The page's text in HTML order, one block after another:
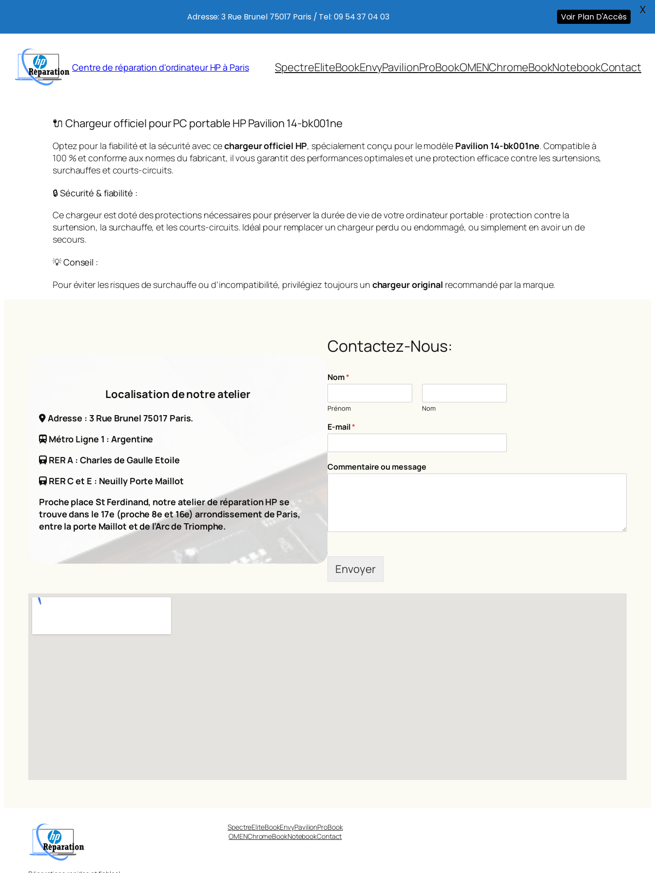
contenu
Centre de réparation d'ordinateur HP à Paris SpectreEliteBookEnvyPavilionProBookOMENChromeBookNotebookContact
🔌 Chargeur officiel pour PC portable HP Pavilion 14-bk001ne
Optez pour la fiabilité et la sécurité avec cechargeur officiel HP, spécialement conçu pour le modèle Pavilion 14-bk001ne. Compatible à
100 % et conforme aux normes du fabricant, il vous garantit des performances optimales et une protection efficace contre les surtensions,
surchauffes et courts-circuits.
🔒 Sécurité & fiabilité :
Ce chargeur est doté des protections nécessaires pour préserver la durée de vie de votre ordinateur portable : protection contre la
surtension, la surchauffe, et les courts-circuits. Idéal pour remplacer un chargeur perdu ou endommagé, ou simplement en avoir un de
secours.
💡 Conseil :
Pour éviter les risques de surchauffe ou d’incompatibilité, privilégiez toujours un chargeur original recommandé par la marque.
Localisation de notre atelier
Adresse : 3 Rue Brunel 75017 Paris.
Métro Ligne 1 : Argentine
RER A : Charles de Gaulle Etoile
RER C et E : Neuilly Porte Maillot
Proche place St Ferdinand, notre atelier de réparation HP se
trouve dans le 17e (proche 8e et 16e) arrondissement de Paris,
entre la porte Maillot et de l’Arc de Triomphe.
Contactez-Nous:
Nom*
Prénom Nom
E-mail*
m
e
N
*
Commentaire ou message
Envoyer
SpectreEliteBookEnvyPavilionProBook
OMENChromeBookNotebookContact
Adresse: 3 Rue Brunel 75017 Paris / Tel: 09 54 37 04 03 Voir Plan D'Accès X